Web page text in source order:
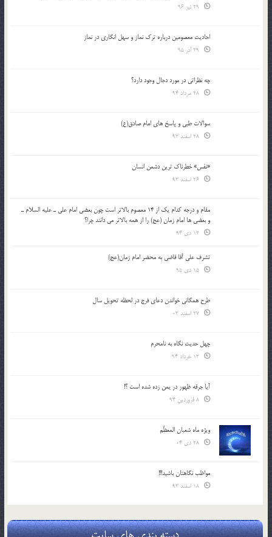
احادیث معصومین درباره ترک نماز و سهل انگاری در نماز
چه نظراتی در مورد دجال وجود دارد؟
سوالات طبی و پاسخ های امام صادق(ع)
«نفس» خطرناک ترین دشمن انسان
مقام و درجه كدام يك از 14 معصوم بالاتر است چون بعضي امام علي ـ عليه السلام ـ
و بعضي ها امام زمان (عج) را از همه بالاتر مي دانند چرا؟
تشرف علي آقا قاضي به محضر امام زمان(عج)
طرح همگانی خواندن دعای فرج در لحظه تحویل سال
چهل حدیث نگاه به نامحرم
آیا جرقه ظهور در یمن زده شده است ؟!
ویژه ماه شعبان المعظّم
مواظب نگاهتان باشید!!!